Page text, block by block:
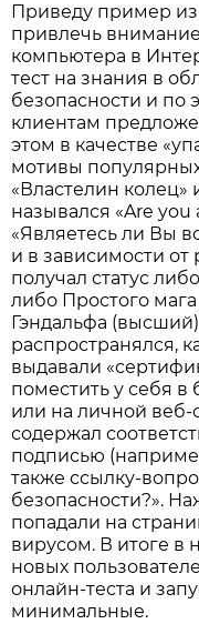
Приведу пример
привлечь
компьютера в
тест на знания в
безопасности и по
клиентам
этом в качестве
мотивы
«Властелин колец»
назывался «Are you
«Являетесь ли Вы
и в зависимости от
получал статус
либо Простого
Гэндальфа
распространялся,
выдавали
поместить у себя
или на личной веб-
содержал
подписью
также ссылку-
безопасности?».
попадали на
вирусом. В итоге в
новых
онлайн-теста и
минимальные.